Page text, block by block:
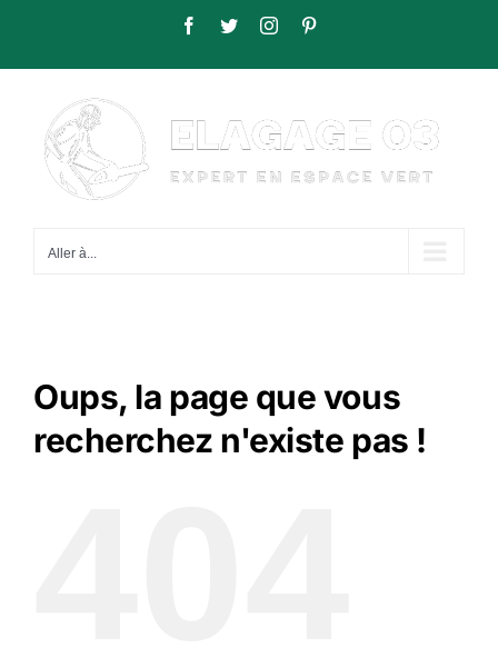
Facebook
TwitterInstagram
Aller à...
Oups, la page que vous
recherchez n'existe pas !